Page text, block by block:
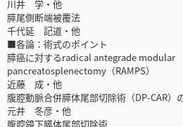
川井 学・他
膵尾側断端被覆法
千代延 記道・他
■各論：術式のポイント
膵癌に対するradical antegrade modular
pancreatosplenectomy（RAMPS）
近藤 成・他
腹腔動脈合併膵体尾部切除術（DP-CAR）
元井 冬彦・他
腹腔鏡下膵体尾部切除術